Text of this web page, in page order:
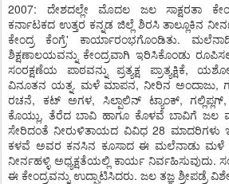
2007: ದೇಶದಲ್ಲೇ ಮೊದಲ ಜಲ ಸಾಕ್ಷರತಾ
ಕರ್ನಾಟಕದ ಉತ್ತರ ಕನ್ನಡ ಜಿಲ್ಲೆ ಶಿರಸಿ ತಾಲ್ಲೂಕಿನ
ಕೇಂದ್ರ ಕೆಂಗ್ರೆ' ಕಾರ್ಯಾರಂಭಗೊಂಡಿತು.
ಶಿಕ್ಷಣಾಲಯವನ್ನು ಕೇಂದ್ರವಾಗಿ ಇರಿಸಿಕೊಂಡು
ಸಂರಕ್ಷಣೆಯ ಪಾಠವನ್ನು ಪ್ರತ್ಯಕ್ಷ ಪ್ರಾತ್ಯಕ್ಷಿಕೆ,
ವಿನೂತನ ಯತ್ನ. ಮಳೆ ಮಾಪನ, ನೀರಿನ ಅಂದಾಜು,
ರಚನೆ, ಕಟ್ ಅಗಳ, ಸಿಲ್ಪಾಲಿನ್ ಟ್ಯಾಂಕ್,
ಕೊಯ್ಲು, ತೆರೆದ ಬಾವಿ ಹಾಗೂ ಕೊಳವೆ ಬಾವಿಗೆ ಜಲ
ಸೇರಿದಂತೆ ನೀರುಳಿತಾಯದ ವಿವಿಧ 28 ಮಾದರಿಗಳು
ಕಳವೆ ಅವರ ಕನಸಿನ ಕೂಸಾದ ಈ ಮಲೆನಾಡು ಮಳೆ
ನೀರ್ನಹಳ್ಳಿ ಅಧ್ಯಕ್ಷತೆಯಲ್ಲಿ ಕಾರ್ಯ
ಈ ಕೇಂದ್ರವನ್ನು ಉದ್ಘಾಟಿಸಿದರು. ಜಲ ತಜ್ಞ ಶ್ರೀಪಡ್ರೆ